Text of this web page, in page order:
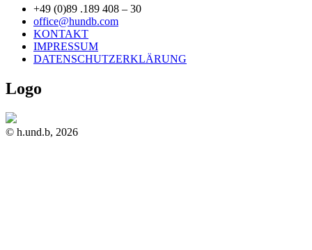
+49 (0)89 .189 408 – 30
office@hundb.com
KONTAKT
IMPRESSUM
DATENSCHUTZERKLÄRUNG
Logo
© h.und.b, 2026